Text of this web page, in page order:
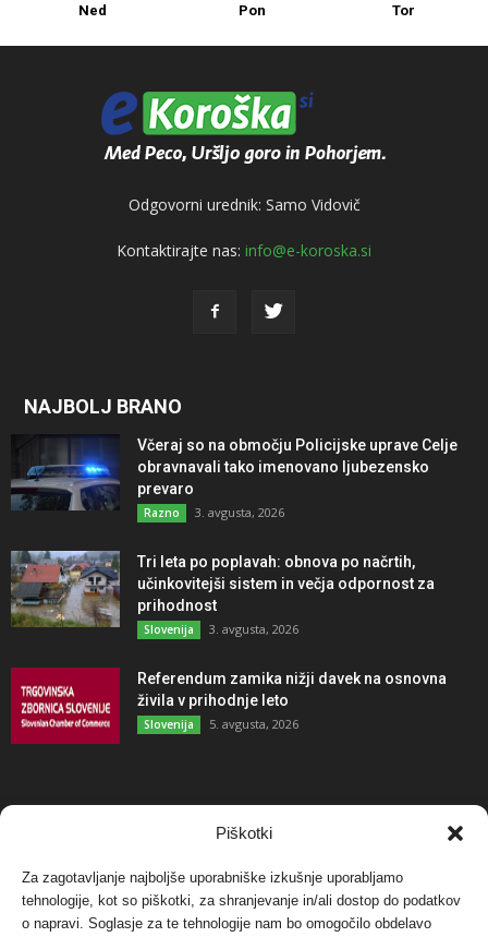
Piškotki
Za zagotavljanje najboljše uporabniške izkušnje uporabljamo
tehnologije, kot so piškotki, za shranjevanje in/ali dostop do podatkov
o napravi. Soglasje za te tehnologije nam bo omogočilo obdelavo
Ned
Pon
Tor
Odgovorni urednik: Samo Vidovič
Kontaktirajte nas: info@e-koroska.si
NAJBOLJ BRANO
Včeraj so na območju Policijske uprave Celje
obravnavali tako imenovano ljubezensko
prevaro
Razno 3. avgusta, 2026
Tri leta po poplavah: obnova po načrtih,
učinkovitejši sistem in večja odpornost za
prihodnost
Slovenija 3. avgusta, 2026
Referendum zamika nižji davek na osnovna
živila v prihodnje leto
Slovenija 5. avgusta, 2026
NAJBOLJ KOMENTIRANO
Protest proti vetrnim elektrarnam na Ojstrici, v
svetu pa vedno bolj...
Dogodki 12. maja, 2017